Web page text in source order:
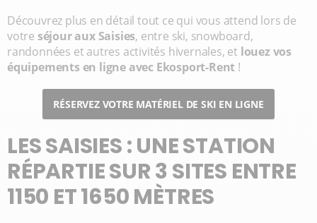
Découvrez plus en détail tout ce qui vous attend lors de
votre séjour aux Saisies, entre ski, snowboard,
randonnées et autres activités hivernales, et louez vos
équipements en ligne avec Ekosport-Rent !
RÉSERVEZ VOTRE MATÉRIEL DE SKI EN LIGNE
LES SAISIES : UNE STATION
RÉPARTIE SUR 3 SITES ENTRE
1150 ET 1650 MÈTRES